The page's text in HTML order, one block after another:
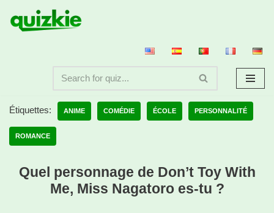
Aller
Étiquettes: ANIME COMÉDIE ÉCOLE PERSONNALITÉ
ROMANCE
Quel personnage de Don’t Toy With
Me, Miss Nagatoro es-tu ?